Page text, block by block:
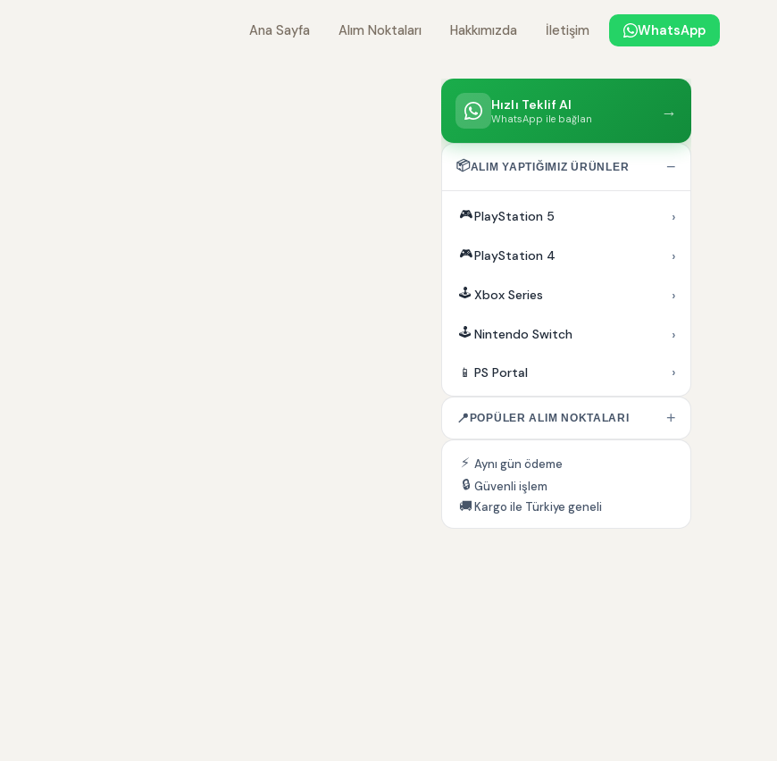
Ana Sayfa Alım Noktaları Hakkımızda İletişim WhatsApp
Hızlı Teklif Al
WhatsApp ile bağlan →
📦ALIM YAPTIĞIMIZ ÜRÜNLER −
🎮PlayStation 5 ›
🎮PlayStation 4 ›
🕹️ Xbox Series ›
🕹️ Nintendo Switch ›
📱 PS Portal ›
📍 POPÜLER ALIM NOKTALARI +
⚡ Aynı gün ödeme
🔒 Güvenli işlem
🚚Kargo ile Türkiye geneli